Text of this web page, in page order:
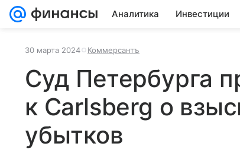
Аналитика Инвестиции
30 марта 2024 Коммерсантъ
Суд Петербурга
к Carlsberg о
убытков